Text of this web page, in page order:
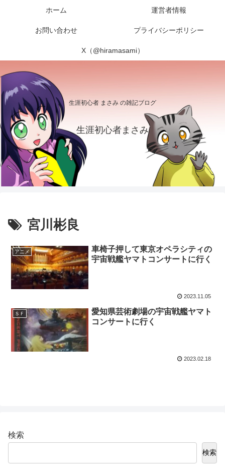
生涯初心者 まさみ の雑記ブログ
生涯初心者まさみ
ホーム 運営者情報
お問い合わせ プライバシーポリシー
X（@hiramasami）
宮川彬良
アニメ
車椅子押して東京オペラシティの
宇宙戦艦ヤマトコンサートに行く
2023.11.05
ＳＦ
愛知県芸術劇場の宇宙戦艦ヤマト
コンサートに行く
2023.02.18
検索
検索